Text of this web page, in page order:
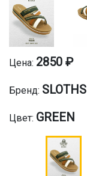
Цена: 2850 ₽
Бренд: SLOTHS
Цвет: GREEN